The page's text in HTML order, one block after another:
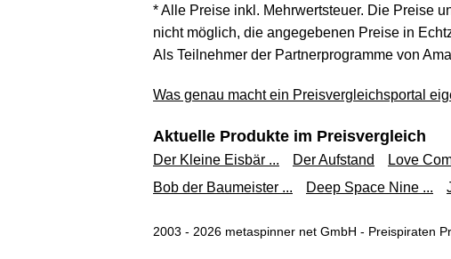
* Alle Preise inkl. Mehrwertsteuer. Die Preise
nicht möglich, die angegebenen Preise in
Als Teilnehmer der Partnerprogramme von
Was genau macht ein Preisvergleichsportal
Aktuelle Produkte im Preisvergleich
Der Kleine Eisbär ... Der Aufstand Love
Bob der Baumeister ...
Deep Space Nine ...
2003 - 2026 metaspinner net GmbH - Preispiraten